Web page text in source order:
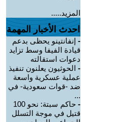
المزيد.....
احدث الأخبار المهمة
- إنفانتينو يحظى بدعم
قيادة الفيفا وسط تزايد
دعوات استقالته
- الحوثيون يعلنون تنفيذ
عملية عسكرية واسعة
ضد -قوات سعودية- في
...
-
حاكم سبتة: نحو 100
قتيل في موجة التسلل